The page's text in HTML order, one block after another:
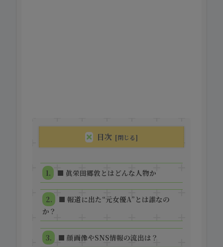
目次
■ 眞栄田郷敦とはどんな人物か
■ 報道に出た“元女優A”とは誰なの
か？
■ 顔画像やSNS情報の流出は？